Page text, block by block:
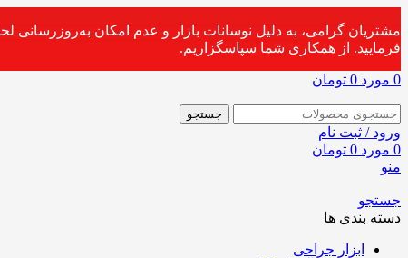
مشتریان گرامی، به دلیل نوسانات بازار و عدم امکان
فرمایید. از همکاری شما سپاسگزاریم.
0 مورد 0 تومان
جستجو
ورود / ثبت نام
0 مورد 0 تومان
منو
جستجو
دسته بندی ها
ابزار جراحی